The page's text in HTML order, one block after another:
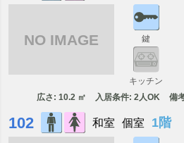
NO IMAGE 鍵
キッチン
広さ: 10.2 ㎡ 入居条件: 2人OK 備
102 和室 個室 1階